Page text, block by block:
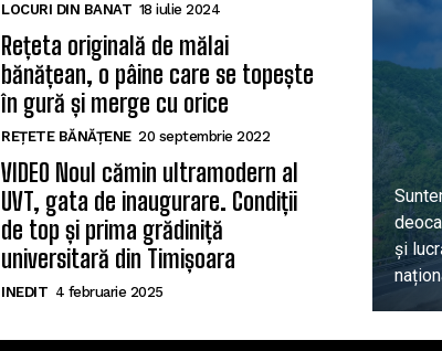
LOCURI DIN BANAT 18 iulie 2024
Rețeta originală de mălai
bănățean, o pâine care se topește
în gură și merge cu orice
REȚETE BĂNĂȚENE 20 septembrie 2022
VIDEO Noul cămin ultramodern al
UVT, gata de inaugurare. Condiții
de top și prima grădiniță
universitară din Timișoara
INEDIT 4 februarie 2025
și